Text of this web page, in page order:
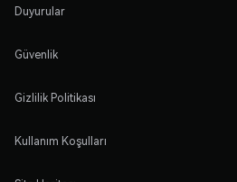
Duyurular
Güvenlik
Gizlilik Politikası
Kullanım Koşulları